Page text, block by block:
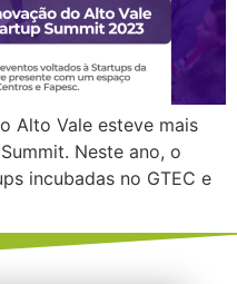
Alto Vale esteve mais
Neste ano, o
incubadas no GTEC e